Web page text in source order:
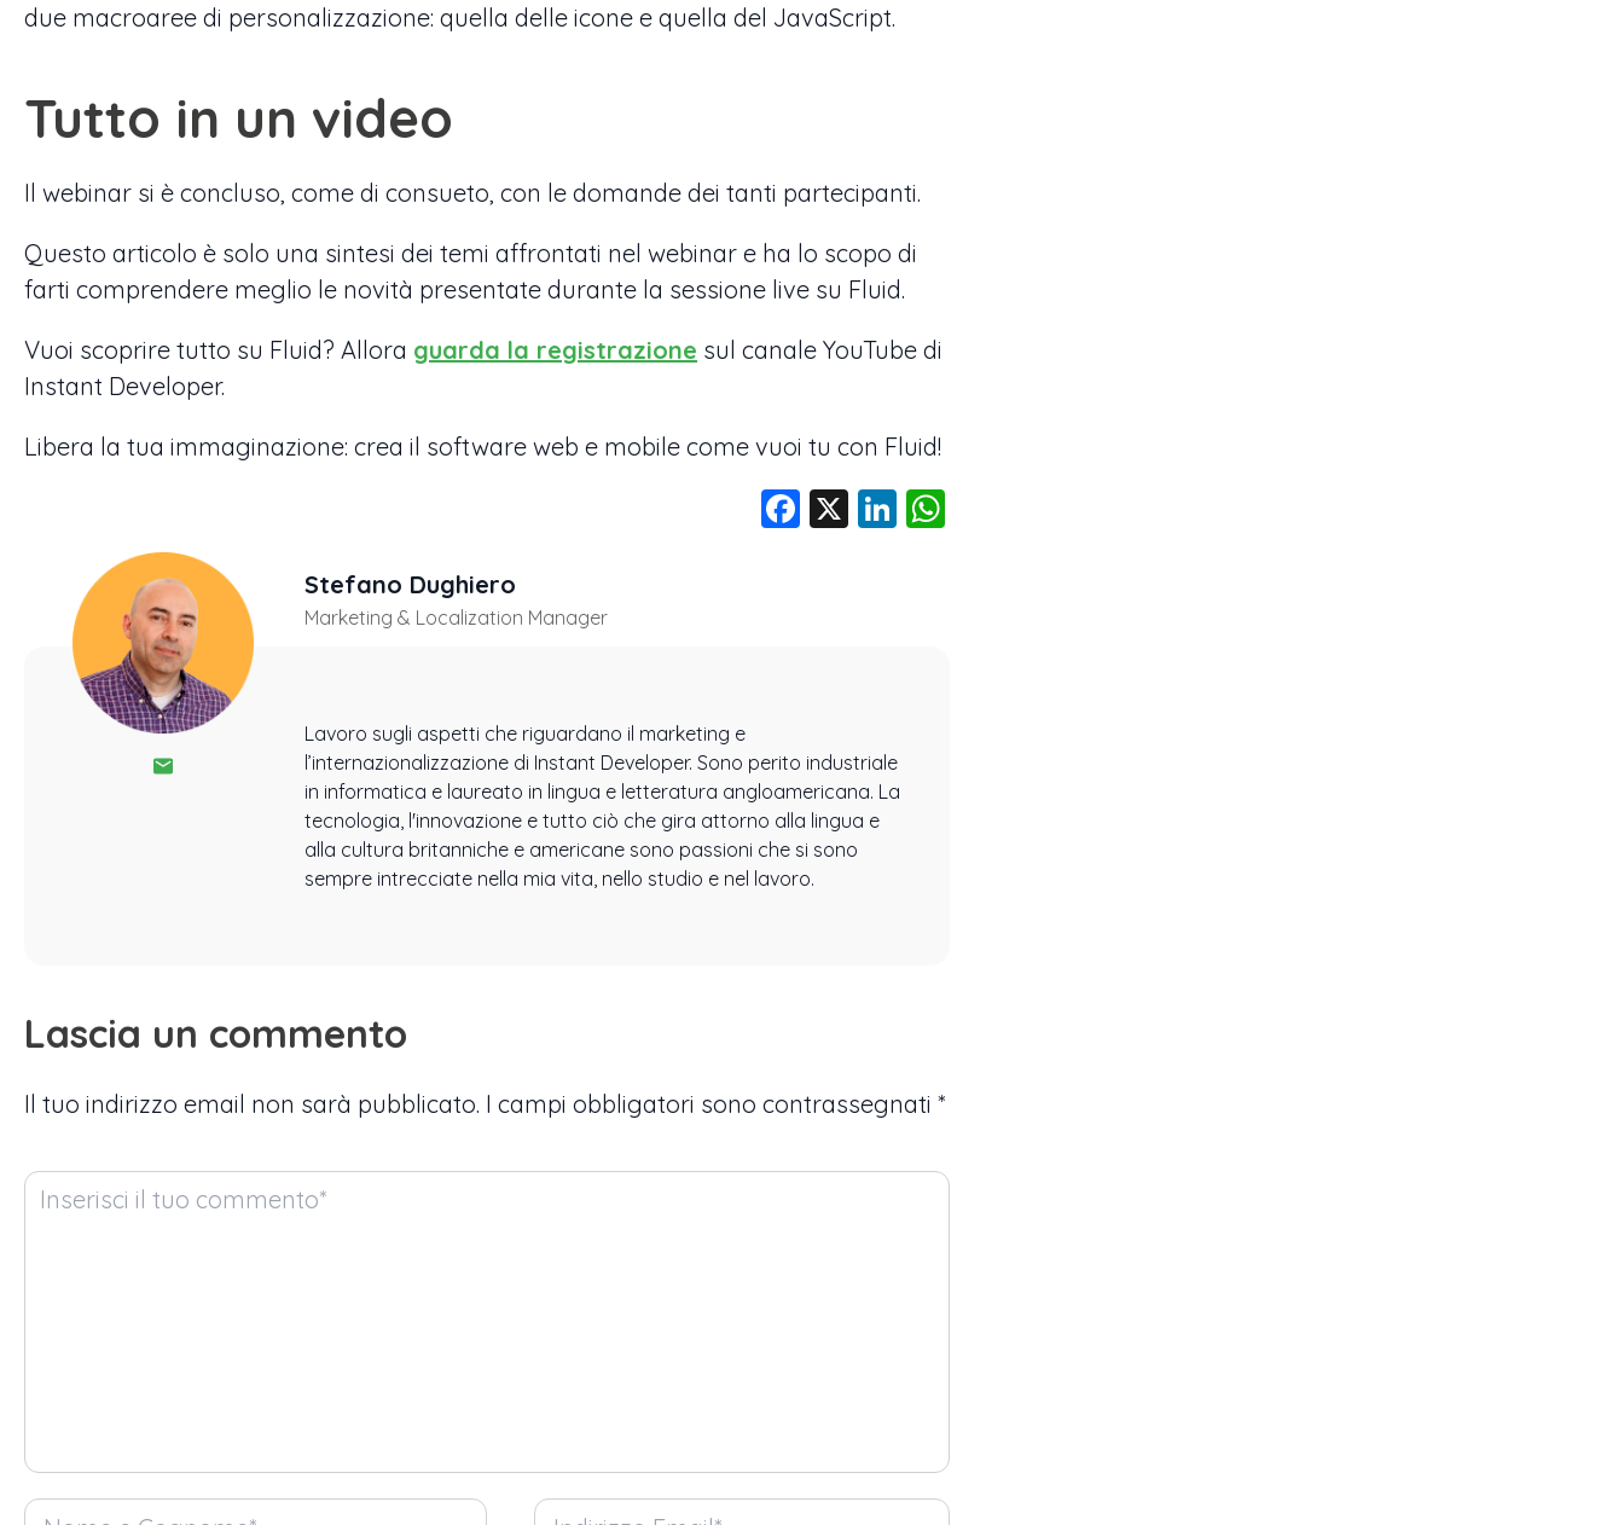
due macroaree di personalizzazione: quella delle icone e quella del JavaScript.
Tutto in un video
Il webinar si è concluso, come di consueto, con le domande dei tanti partecipanti.
Questo articolo è solo una sintesi dei temi affrontati nel webinar e ha lo scopo di
farti comprendere meglio le novità presentate durante la sessione live su Fluid.
Vuoi scoprire tutto su Fluid? Allora guarda la registrazione sul canale YouTube di
Instant Developer.
Libera la tua immaginazione: crea il software web e mobile come vuoi tu con Fluid!
Facebook
X LinkedIn
Stefano Dughiero
Marketing & Localization Manager
Lavoro sugli aspetti che riguardano il marketing e
l’internazionalizzazione di Instant Developer. Sono perito industriale
in informatica e laureato in lingua e letteratura angloamericana. La
tecnologia, l'innovazione e tutto ciò che gira attorno alla lingua e
alla cultura britanniche e americane sono passioni che si sono
sempre intrecciate nella mia vita, nello studio e nel lavoro.
Lascia un commento
Il tuo indirizzo email non sarà pubblicato. I campi obbligatori sono contrassegnati *